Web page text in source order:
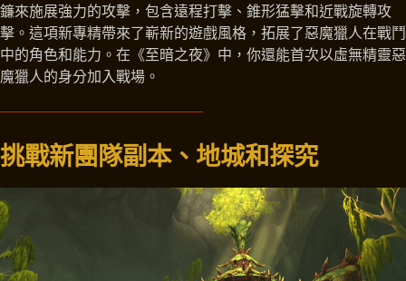
鐮來施展強力的攻擊，包含遠程打擊、錐形猛擊和近戰旋轉攻
擊。這項新專精帶來了嶄新的遊戲風格，拓展了惡魔獵人在戰鬥
中的角色和能力。在《至暗之夜》中，你還能首次以虛無精靈惡
魔獵人的身分加入戰場。
挑戰新團隊副本、地城和探究